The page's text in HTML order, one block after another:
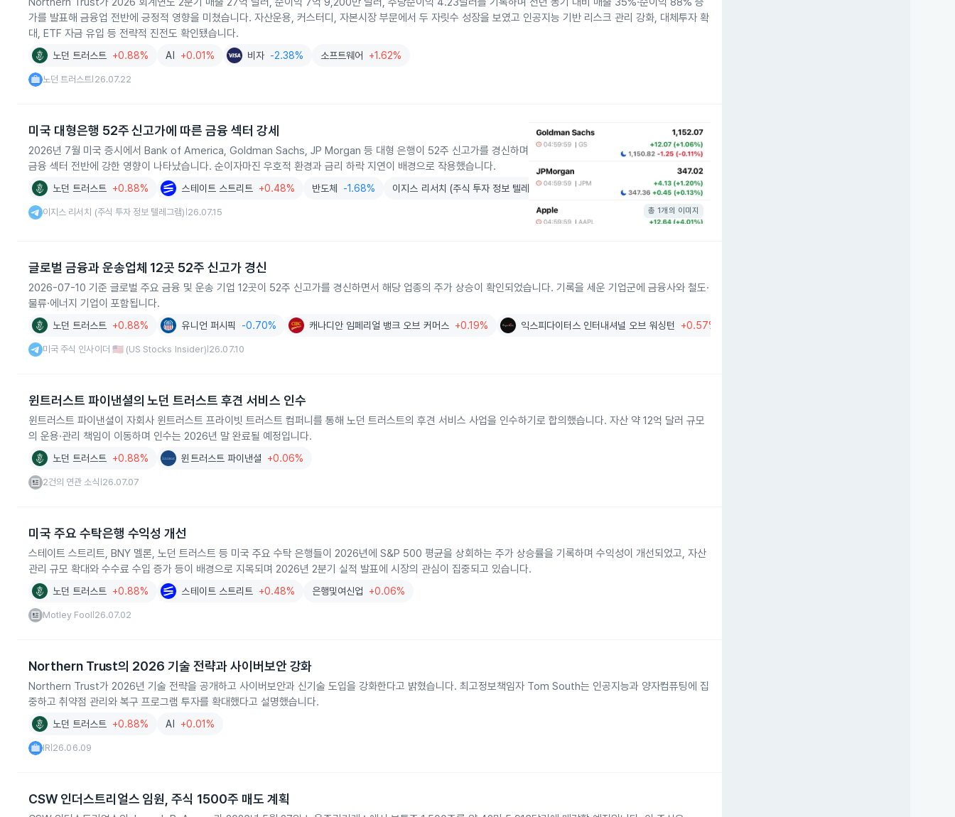
가를 발표해 금융업 전반에 긍정적 영향을 미쳤습니다. 자산운용, 커스터디, 자본시장 부문에서 두 자릿수 성장을 보였고 인공지능 기반 리스크 관리 강화, 대체투자 확
대, ETF 자금 유입 등 전략적 진전도 확인됐습니다.
노던 트러스트 +0.88% AI +0.01% 비자 -2.38% 소프트웨어 +1.62%
노던 트러스트 26.07.22
미국 대형은행 52주 신고가에 따른 금융 섹터 강세
2026년 7월 미국 증시에서 Bank of America, Goldman Sachs, JP Morgan 등 대형 은행이 52주 신고가를 경신하며
금융 섹터 전반에 강한 영향이 나타났습니다. 순이자마진 우호적 환경과 금리 하락 지연이 배경으로 작용했습니다.
노던 트러스트 +0.88% 스테이트 스트리트 +0.48% 반도체 -1.68% 이지스 리서치 (주식 투자 정보 텔레그램)
이지스 리서치 (주식 투자 정보 텔레그램) 26.07.15 총 1개의 이미지
글로벌 금융과 운송업체 12곳 52주 신고가 경신
2026-07-10 기준 글로벌 주요 금융 및 운송 기업 12곳이 52주 신고가를 경신하면서 해당 업종의 주가 상승이 확인되었습니다. 기록을 세운 기업군에 금융사와 철도·
물류·에너지 기업이 포함됩니다.
노던 트러스트 +0.88% 유니언 퍼시픽 -0.70% 캐나디안 임페리얼 뱅크 오브 커머스 +0.19% 익스피다이터스 인터내셔널 오브 워싱턴 +0.57%
미국 주식 인사이더 🇺🇸 (US Stocks Insider) 26.07.10
윈트러스트 파이낸셜의 노던 트러스트 후견 서비스 인수
윈트러스트 파이낸셜이 자회사 윈트러스트 프라이빗 트러스트 컴퍼니를 통해 노던 트러스트의 후견 서비스 사업을 인수하기로 합의했습니다. 자산 약 12억 달러 규모
의 운용·관리 책임이 이동하며 인수는 2026년 말 완료될 예정입니다.
노던 트러스트 +0.88% 윈트러스트 파이낸셜 +0.06%
2건의 연관 소식 26.07.07
미국 주요 수탁은행 수익성 개선
스테이트 스트리트, BNY 멜론, 노던 트러스트 등 미국 주요 수탁 은행들이 2026년에 S&P 500 평균을 상회하는 주가 상승률을 기록하며 수익성이 개선되었고, 자산
관리 규모 확대와 수수료 수입 증가 등이 배경으로 지목되며 2026년 2분기 실적 발표에 시장의 관심이 집중되고 있습니다.
노던 트러스트 +0.88% 스테이트 스트리트 +0.48% 은행및여신업 +0.06%
Motley Fool 26.07.02
Northern Trust의 2026 기술 전략과 사이버보안 강화
Northern Trust가 2026년 기술 전략을 공개하고 사이버보안과 신기술 도입을 강화한다고 밝혔습니다. 최고정보책임자 Tom South는 인공지능과 양자컴퓨팅에 집
중하고 취약점 관리와 복구 프로그램 투자를 확대했다고 설명했습니다.
노던 트러스트 +0.88% AI +0.01%
IR 26.06.09
CSW 인더스트리얼스 임원, 주식 1500주 매도 계획